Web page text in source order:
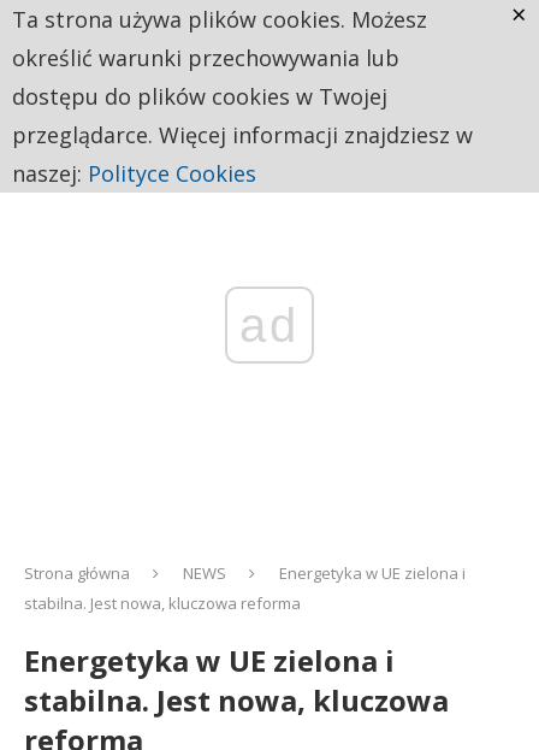
ad
Strona główna NEWS
Energetyka w UE zielona i
stabilna. Jest nowa, kluczowa reforma
Energetyka w UE zielona i
stabilna. Jest nowa, kluczowa
reforma
Ta strona używa plików cookies. Możesz
określić warunki przechowywania lub
dostępu do plików cookies w Twojej
przeglądarce. Więcej informacji znajdziesz w
naszej: Polityce Cookies
×